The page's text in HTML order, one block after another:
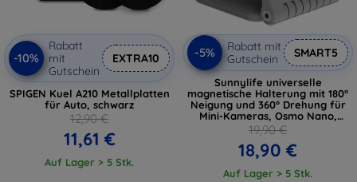
-10%
Rabatt
mit
Gutschein
EXTRA10
SPIGEN Kuel A210 Metallplatten
für Auto, schwarz
12,90 €
11,61 €
Auf Lager > 5 Stk.
-5%
Rabatt mit
Gutschein
SMART5
Sunnylife universelle
magnetische Halterung mit 180°
Neigung und 360° Drehung für
Mini-Kameras, Osmo Nano,
Insta360 GO
19,90 €
18,90 €
Auf Lager > 5 Stk.